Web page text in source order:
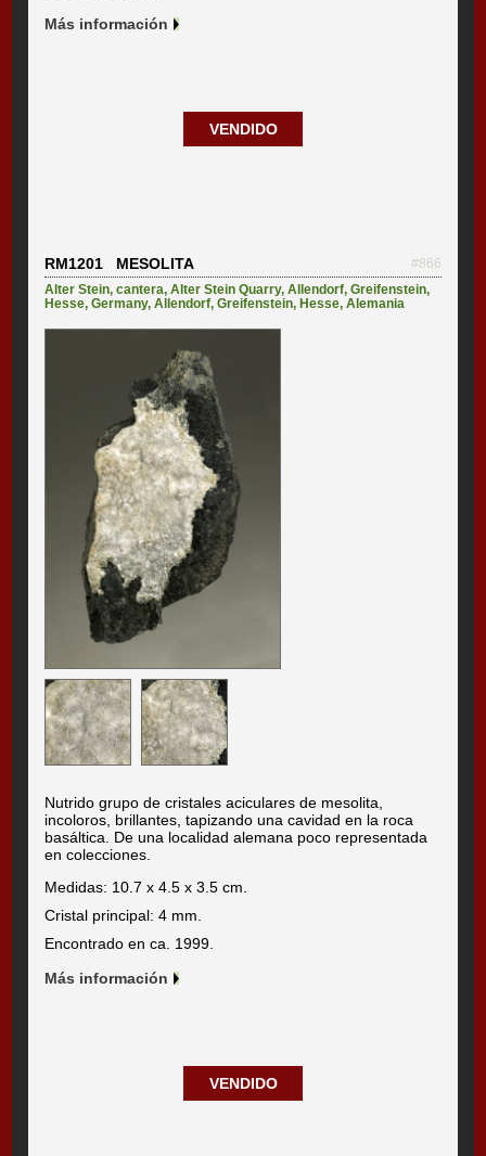
Más información
VENDIDO
RM1201 MESOLITA
#866
Alter Stein, cantera,Alter Stein Quarry, Allendorf, Greifenstein,
Hesse, Germany,Allendorf,Greifenstein, Hesse,Alemania
Nutrido grupo de cristales aciculares de mesolita,
incoloros, brillantes, tapizando una cavidad en la roca
basáltica. De una localidad alemana poco representada
en colecciones.
Medidas: 10.7 x 4.5 x 3.5 cm.
Cristal principal: 4 mm.
Encontrado en ca. 1999.
Más información
VENDIDO